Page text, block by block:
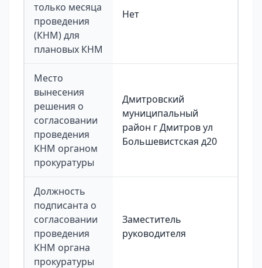
только месяца
проведения
(КНМ) для
плановых КНМ
Нет
Место
вынесения
решения о
согласовании
проведения
КНМ органом
прокуратуры
Дмитровский
муниципальный
район г Дмитров ул
Большевистская д20
Должность
подписанта о
согласовании
проведения
КНМ органа
прокуратуры
Заместитель
руководителя